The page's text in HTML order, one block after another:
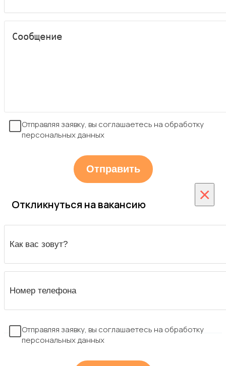
Отправляя заявку, вы соглашаетесь на обработку
персональных данных
×
Откликнуться на вакансию
Отправляя заявку, вы соглашаетесь на обработку
персональных данных